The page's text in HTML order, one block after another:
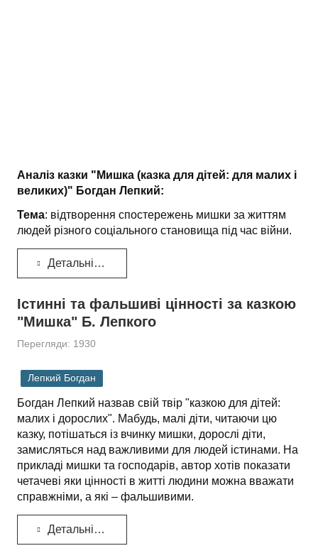
Аналіз казки "Мишка (казка для дітей: для малих і
великих)" Богдан Лепкий:
Тема: відтворення спостережень мишки за життям
людей різного соціального становища під час війни.
Детальніше...
Істинні та фальшиві цінності за казкою
"Мишка" Б. Лепкого
Перегляди: 1930
Лепкий Богдан
Богдан Лепкий назвав свій твір "казкою для дітей:
малих і дорослих". Мабудь, малі діти, читаючи цю
казку, потішаться із вчинку мишки, дорослі діти,
замисляться над важливими для людей істинами. На
прикладі мишки та господарів, автор хотів показати
четачеві яки цінності в житті людини можна вважати
справжніми, а які – фальшивими.
Детальніше...